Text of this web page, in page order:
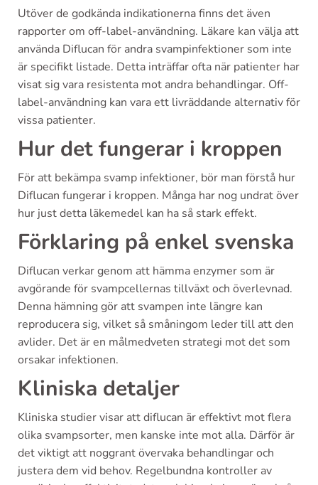
Utöver de godkända indikationerna finns det även
rapporter om off-label-användning. Läkare kan välja att
använda Diflucan för andra svampinfektioner som inte
är specifikt listade. Detta inträffar ofta när patienter har
visat sig vara resistenta mot andra behandlingar. Off-
label-användning kan vara ett livräddande alternativ för
vissa patienter.
Hur det fungerar i kroppen
För att bekämpa svamp infektioner, bör man förstå hur
Diflucan fungerar i kroppen. Många har nog undrat över
hur just detta läkemedel kan ha så stark effekt.
Förklaring på enkel svenska
Diflucan verkar genom att hämma enzymer som är
avgörande för svampcellernas tillväxt och överlevnad.
Denna hämning gör att svampen inte längre kan
reproducera sig, vilket så småningom leder till att den
avlider. Det är en målmedveten strategi mot det som
orsakar infektionen.
Kliniska detaljer
Kliniska studier visar att diflucan är effektivt mot flera
olika svampsorter, men kanske inte mot alla. Därför är
det viktigt att noggrant övervaka behandlingar och
justera dem vid behov. Regelbundna kontroller av